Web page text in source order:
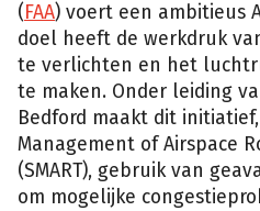
(FAA) voert een ambitieus
doel heeft de werkdruk
te verlichten en het
te maken. Onder leiding
Bedford maakt dit
Management of Airspace
(SMART), gebruik van
om mogelijke